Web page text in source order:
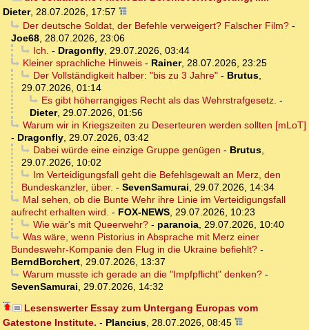
Dieter, 28.07.2026, 17:57
Der deutsche Soldat, der Befehle verweigert? Falscher Film?-
Joe68, 28.07.2026, 23:06
Ich. - Dragonfly, 29.07.2026, 03:44
Kleiner sprachliche Hinweis- Rainer, 28.07.2026, 23:25
Der Vollständigkeit halber: "bis zu 3 Jahre"- Brutus,
29.07.2026, 01:14
Es gibt höherrangiges Recht als das Wehrstrafgesetz. -
Dieter, 29.07.2026, 01:56
Warum wir in Kriegszeiten zu Deserteuren werden sollten [mLoT]
- Dragonfly, 29.07.2026, 03:42
Dabei würde eine einzige Gruppe genügen - Brutus,
29.07.2026, 10:02
Im Verteidigungsfall geht die Befehlsgewalt an Merz, den
Bundeskanzler, über. - SevenSamurai, 29.07.2026, 14:34
Mal sehen, ob die Bunte Wehr ihre Linie im Verteidigungsfall
aufrecht erhalten wird. - FOX-NEWS, 29.07.2026, 10:23
Wie wär's mit Queerwehr?- paranoia, 29.07.2026, 10:40
Was wäre, wenn Pistorius in Absprache mit Merz einer
Bundeswehr-Kompanie den Flug in die Ukraine befiehlt? -
BerndBorchert, 29.07.2026, 13:37
Warum musste ich gerade an die "Impfpflicht" denken?-
SevenSamurai, 29.07.2026, 14:32
Lesenswerter Essay zum Untergang Europas vom
Gatestone Institute. - Plancius, 28.07.2026, 08:45